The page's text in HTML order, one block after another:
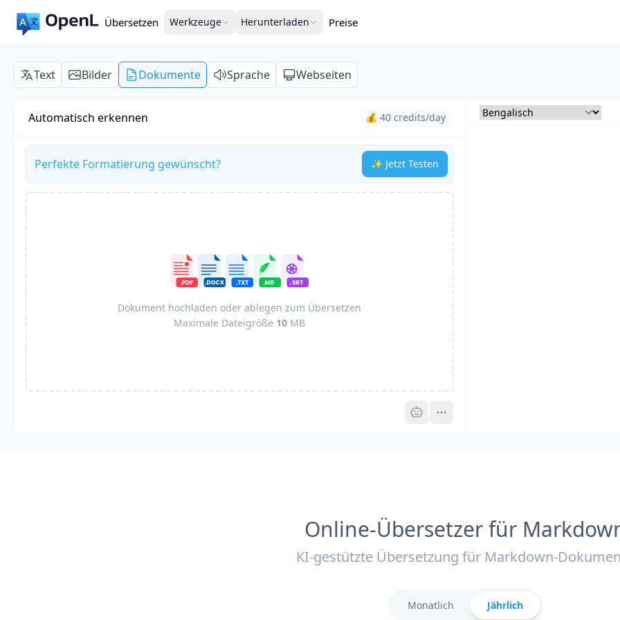
Übersetzen Werkzeuge Herunterladen Preise
Text Bilder Dokumente Sprache Webseiten
Automatisch erkennen 💰 40 credits/day
Perfekte Formatierung gewünscht? ✨ Jetzt Testen
Dokument hochladen oder ablegen zum Übersetzen
Maximale Dateigröße 10 MB
Pro
Online-Übersetzer für
KI-gestützte Übersetzung für Markdown-
Monatlich Jährlich